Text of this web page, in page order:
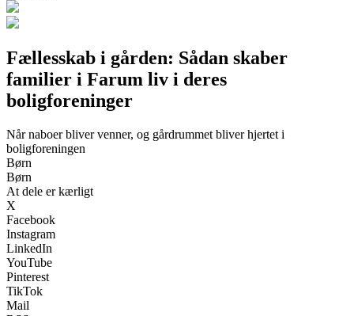
Fællesskab i gården: Sådan skaber
familier i Farum liv i deres
boligforeninger
Når naboer bliver venner, og gårdrummet bliver hjertet i
boligforeningen
Børn
Børn
At dele er kærligt
X
Facebook
Instagram
LinkedIn
YouTube
Pinterest
TikTok
Mail